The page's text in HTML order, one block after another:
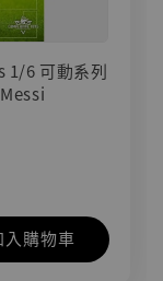
1/6 可動系列
入購物車